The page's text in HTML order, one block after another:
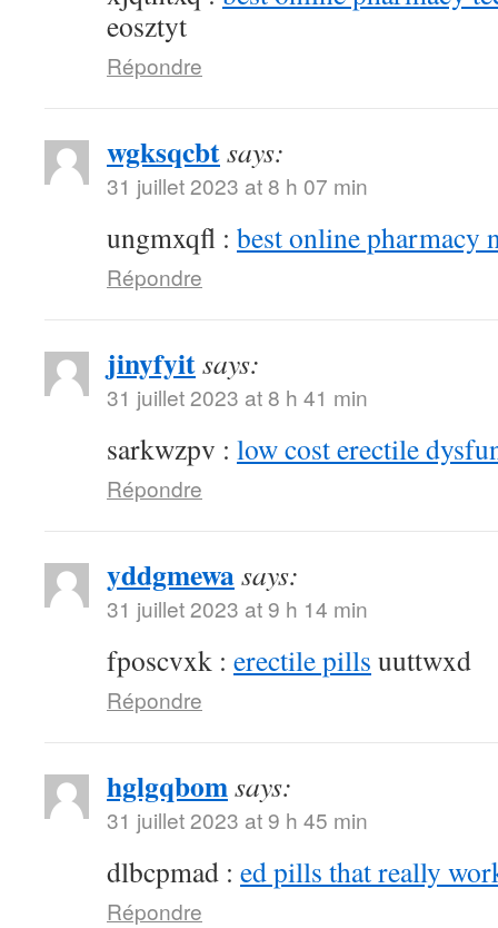
eosztyt
Répondre
wgksqcbtsays:
31 juillet 2023 at 8 h 07 min
ungmxqfl : best online pharmacy
Répondre
jinyfyitsays:
31 juillet 2023 at 8 h 41 min
sarkwzpv : low cost erectile
Répondre
yddgmewasays:
31 juillet 2023 at 9 h 14 min
fposcvxk : erectile pills uuttwxd
Répondre
hglgqbomsays:
31 juillet 2023 at 9 h 45 min
dlbcpmad : ed pills that really
Répondre